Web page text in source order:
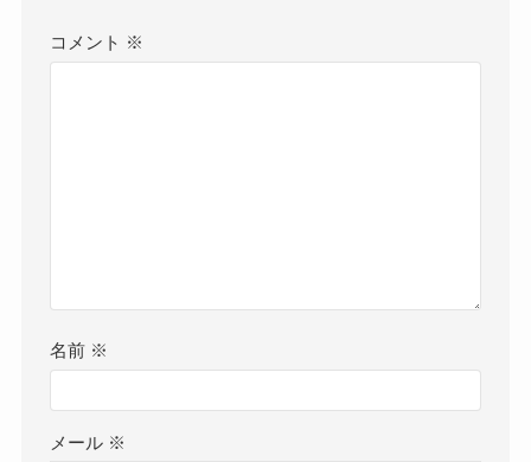
コメント ※
名前 ※
メール ※